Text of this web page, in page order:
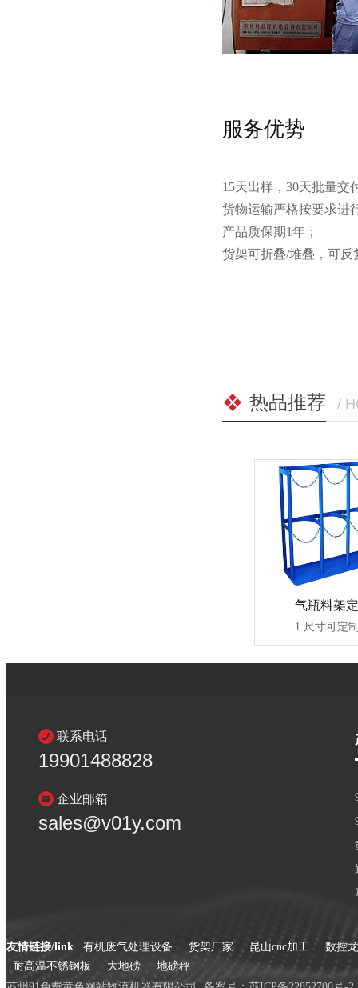
服务优势
15天出样，30天批量交付
货物运输严格按要求进行包
产品质保期1年；
货架可折叠/堆叠，可
热品推荐 /
气瓶料架
联系电话
19901488828
企业邮箱
sales@v01y.com
友情链接/link 有机废气处理设备 货架厂家 昆山cnc加工
数控
耐高温不锈钢板
大地磅 地磅秤